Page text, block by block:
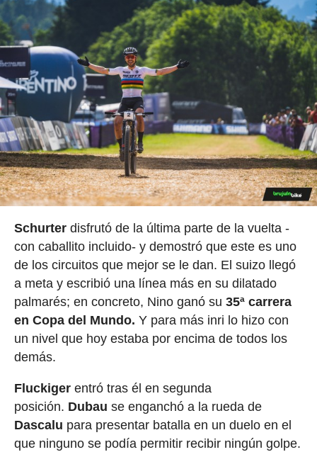
Schurterdisfrutó de la última parte de la vuelta -
con caballito incluido- y demostró que este es uno
de los circuitos que mejor se le dan. El suizo llegó
a meta y escribió una línea más en su dilatado
palmarés; en concreto, Nino ganó su 35ª carrera
en Copa del Mundo. Y para más inri lo hizo con
un nivel que hoy estaba por encima de todos los
demás.
Fluckigerentró tras él en segunda
posición. Dubau se enganchó a la rueda de
Dascalu para presentar batalla en un duelo en el
que ninguno se podía permitir recibir ningún golpe.